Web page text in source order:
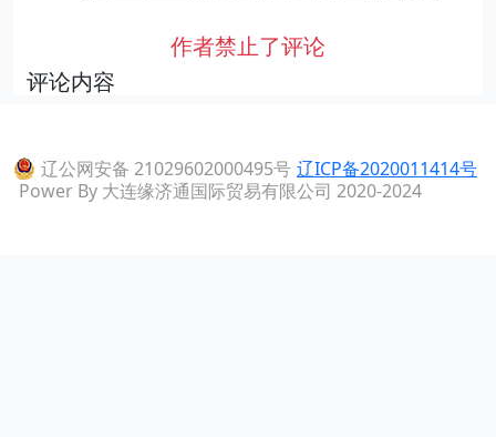
作者禁止了评论
评论内容
辽公网安备 21029602000495号 辽ICP备2020011414号
Power By 大连缘济通国际贸易有限公司 2020-2024